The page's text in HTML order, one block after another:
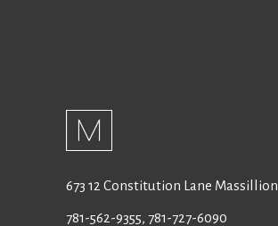
673 12 Constitution Lane Massillion
781-562-9355, 781-727-6090